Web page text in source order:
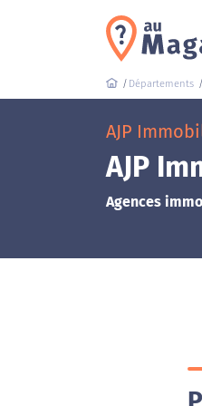
Départements
AJP
AJP
Agences